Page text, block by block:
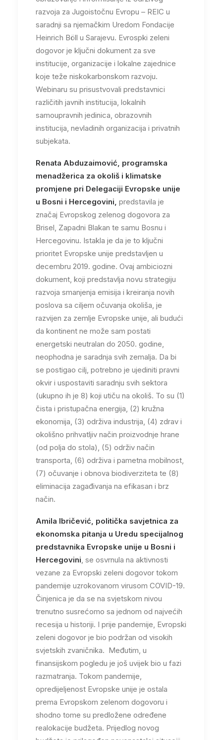
razvoja za Jugoistočnu Evropu – REIC u
saradnji sa njemačkim Uredom Fondacije
Heinrich Böll u Sarajevu. Evrospki zeleni
dogovor je ključni dokument za sve
institucije, organizacije i lokalne zajednice
koje teže niskokarbonskom razvoju.
Webinaru su prisustvovali predstavnici
različitih javnih institucija, lokalnih
samoupravnih jedinica, obrazovnih
institucija, nevladinih organizacija i privatnih
subjekata.
Renata Abduzaimović, programska
menadžerica za okoliš i klimatske
promjene pri Delegaciji Evropske unije
u Bosni i Hercegovini, predstavila je
značaj Evropskog zelenog dogovora za
Brisel, Zapadni Blakan te samu Bosnu i
Hercegovinu. Istakla je da je to ključni
prioritet Evropske unije predstavljen u
decembru 2019. godine. Ovaj ambiciozni
dokument, koji predstavlja novu strategiju
razvoja smanjenja emisija i kreiranja novih
poslova sa ciljem očuvanja okoliša, je
razvijen za zemlje Evropske unije, ali budući
da kontinent ne može sam postati
energetski neutralan do 2050. godine,
neophodna je saradnja svih zemalja. Da bi
se postigao cilj, potrebno je ujediniti pravni
okvir i uspostaviti saradnju svih sektora
(ukupno ih je 8) koji utiču na okoliš. To su (1)
čista i pristupačna energija, (2) kružna
ekonomija, (3) održiva industrija, (4) zdrav i
okolišno prihvatljiv način proizvodnje hrane
(od polja do stola), (5) održiv način
transporta, (6) održiva i pametna mobilnost,
(7) očuvanje i obnova biodiverziteta te (8)
eliminacija zagađivanja na efikasan i brz
način.
Amila Ibričević, politička savjetnica za
ekonomska pitanja u Uredu specijalnog
predstavnika Evropske unije u Bosni i
Hercegovini, se osvrnula na aktivnosti
vezane za Evropski zeleni dogovor tokom
pandemije uzrokovanom virusom COVID-19.
Činjenica je da se na svjetskom nivou
trenutno susrećomo sa jednom od najvećih
recesija u historiji. I prije pandemije, Evropski
zeleni dogovor je bio podržan od visokih
svjetskih zvaničnika. Međutim, u
finansijskom pogledu je još uvijek bio u fazi
razmatranja. Tokom pandemije,
opredijeljenost Evropske unije je ostala
prema Evropskom zelenom dogovoru i
shodno tome su predložene određene
realokacije budžeta. Prijedlog novog